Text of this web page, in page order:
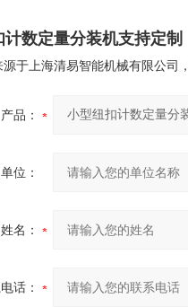
计数定量分装机支持定制
于上海清易智能机械有限公司
产品：
位：
名：
话：